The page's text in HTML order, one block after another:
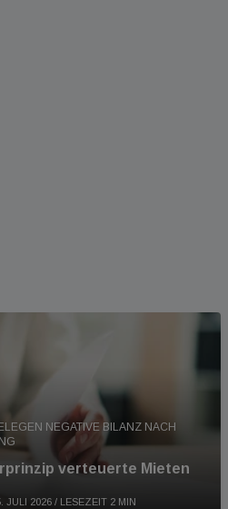
NEGATIVE BILANZ NACH
verteuerte Mieten
JULI 2026 / LESEZEIT 2 MIN